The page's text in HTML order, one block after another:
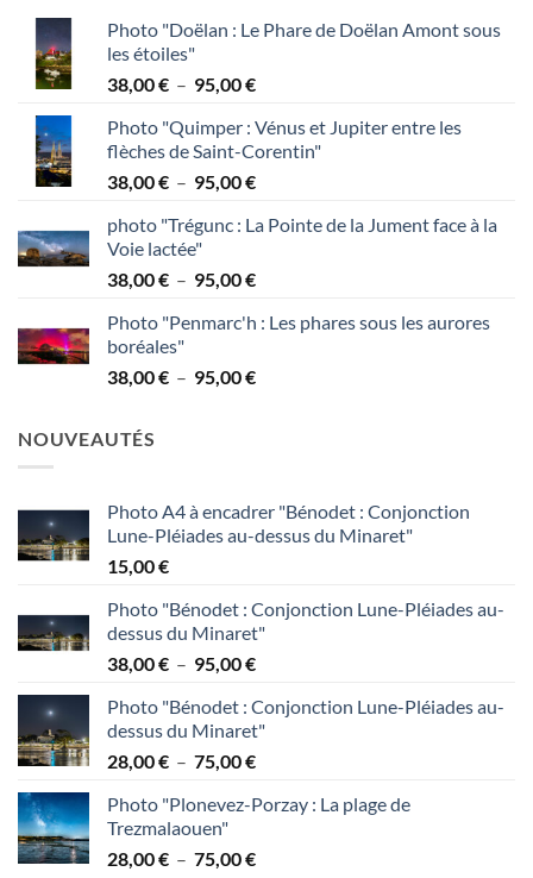
Photo "Doëlan : Le Phare de Doëlan Amont sous
les étoiles"
38,00€ – 95,00€Plage
prix :
38,00 €
à
Photo "Quimper : Vénus et Jupiter entre les
flèches de Saint-Corentin"
38,00€ – 95,00€Plage
prix :
à
photo "Trégunc : La Pointe de la Jument face à la
Voie lactée"
38,00€ – 95,00€Plage
prix :
à
Photo "Penmarc'h : Les phares sous les aurores
boréales"
38,00€ – 95,00€Plage
NOUVEAUTÉS
Photo A4 à encadrer "Bénodet : Conjonction
Lune-Pléiades au-dessus du Minaret"
15,00€
Photo "Bénodet : Conjonction Lune-Pléiades au-
dessus du Minaret"
38,00€ – 95,00€Plage
prix :
38,00 €
à
Photo "Bénodet : Conjonction Lune-Pléiades au-
dessus du Minaret"
28,00€ – 75,00€Plage
prix :
à
Photo "Plonevez-Porzay : La plage de
Trezmalaouen"
28,00€ – 75,00€Plage